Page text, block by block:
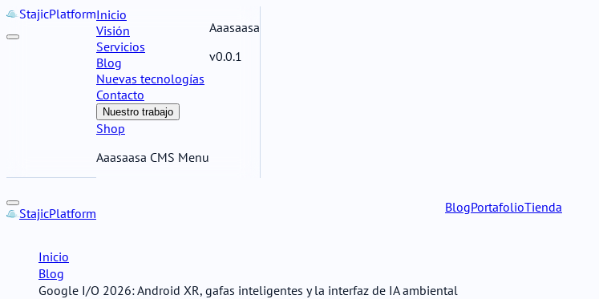
StajicPlatformInicio
Visión
Servicios
Blog
Nuevas tecnologías
Contacto
Nuestro trabajo
Shop
Aaasaasa CMS Menu
Aaasaasa
v0.0.1
StajicPlatform BlogPortafolioTienda
Inicio
Blog
Google I/O 2026: Android XR, gafas inteligentes y la interfaz de IA ambiental